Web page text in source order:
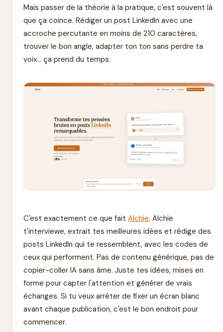
Mais passer de la théorie à la pratique, c'est souvent là
que ça coince. Rédiger un post LinkedIn avec une
accroche percutante en moins de 210 caractères,
trouver le bon angle, adapter ton ton sans perdre ta
voix... ça prend du temps.
C'est exactement ce que fait Alchie. Alchie
t'interviewe, extrait tes meilleures idées et rédige des
posts LinkedIn qui te ressemblent, avec les codes de
ceux qui performent. Pas de contenu générique, pas de
copier-coller IA sans âme. Juste tes idées, mises en
forme pour capter l'attention et générer de vrais
échanges. Si tu veux arrêter de fixer un écran blanc
avant chaque publication, c'est le bon endroit pour
commencer.